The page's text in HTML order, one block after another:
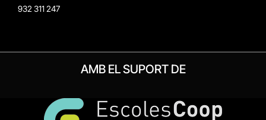
932 311 247
AMB EL SUPORT DE